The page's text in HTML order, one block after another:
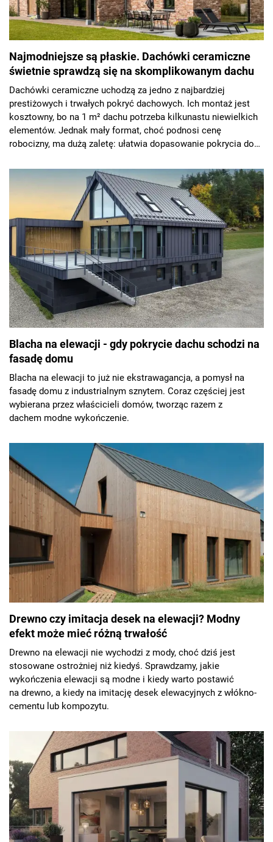
Najmodniejsze są płaskie. Dachówki ceramiczne
świetnie sprawdzą się na skomplikowanym dachu
Dachówki ceramiczne uchodzą za jedno z najbardziej
prestiżowych i trwałych pokryć dachowych. Ich montaż jest
kosztowny, bo na 1 m² dachu potrzeba kilkunastu niewielkich
elementów. Jednak mały format, choć podnosi cenę
robocizny, ma dużą zaletę: ułatwia dopasowanie pokrycia do
wolim oczkiem.
Blacha na elewacji - gdy pokrycie dachu schodzi na
fasadę domu
Blacha na elewacji to już nie ekstrawagancja, a pomysł na
fasadę domu z industrialnym sznytem. Coraz częściej jest
wybierana przez właścicieli domów, tworząc razem z
dachem modne wykończenie.
Drewno czy imitacja desek na elewacji? Modny
efekt może mieć różną trwałość
Drewno na elewacji nie wychodzi z mody, choć dziś jest
stosowane ostrożniej niż kiedyś. Sprawdzamy, jakie
wykończenia elewacji są modne i kiedy warto postawić
na drewno, a kiedy na imitację desek elewacyjnych z włókno-
cementu lub kompozytu.